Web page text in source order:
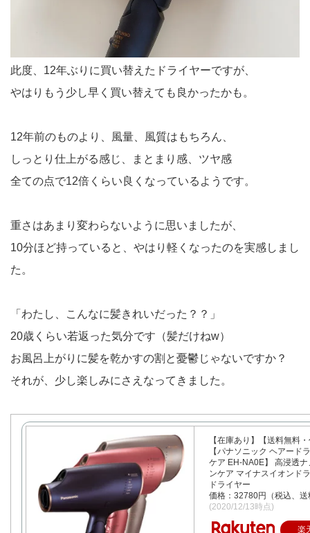
此度、12年ぶりに買い替えたドライヤーですが、
やはりもう少し早く買い替えても良かったかも。
12年前のものより、風量、風質はもちろん、
しっとり仕上がる感じ、まとまり感、ツヤ感
全ての点で12倍くらい良くなっているようです。
重さはあまり変わらないように思いましたが、
10分ほど持っていると、やはり軽くなったのを実感しまし
た。
「わたし、こんなに髪きれいだった？？」
20歳くらい若返った気分です（髪だけねw）
お風呂上がりに髪を乾かすの割と憂鬱じゃないですか？
それが、少し楽しみにさえなってきました。
【在庫あり】【送料無料
【パナソニック ヘアード
ケア EH-NA0E】 高浸透
ンケア マイナスイオンド
ドライヤー
価格：32780円（税込、送
(2020/12/13時点)
楽